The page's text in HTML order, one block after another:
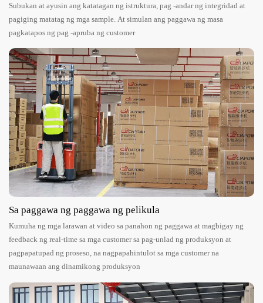
Subukan at ayusin ang katatagan ng istruktura, pag -andar ng integridad at
pagiging matatag ng mga sample. At simulan ang paggawa ng masa
pagkatapos ng pag -apruba ng customer
Sa paggawa ng paggawa ng pelikula
Kumuha ng mga larawan at video sa panahon ng paggawa at magbigay ng
feedback ng real-time sa mga customer sa pag-unlad ng produksyon at
pagpapatupad ng proseso, na nagpapahintulot sa mga customer na
maunawaan ang dinamikong produksyon